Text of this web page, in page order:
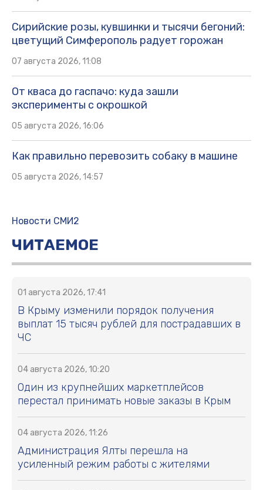
Сирийские розы, кувшинки и тысячи бегоний:
цветущий Симферополь радует горожан
07 августа 2026, 11:08
От кваса до гаспачо: куда зашли
эксперименты с окрошкой
05 августа 2026, 16:06
Как правильно перевозить собаку в машине
05 августа 2026, 14:57
Новости СМИ2
ЧИТАЕМОЕ
01 августа 2026, 17:41
В Крыму изменили порядок получения
выплат 15 тысяч рублей для пострадавших в
ЧС
04 августа 2026, 10:20
Один из крупнейших маркетплейсов
перестал принимать новые заказы в Крым
04 августа 2026, 11:26
Администрация Ялты перешла на
усиленный режим работы с жителями